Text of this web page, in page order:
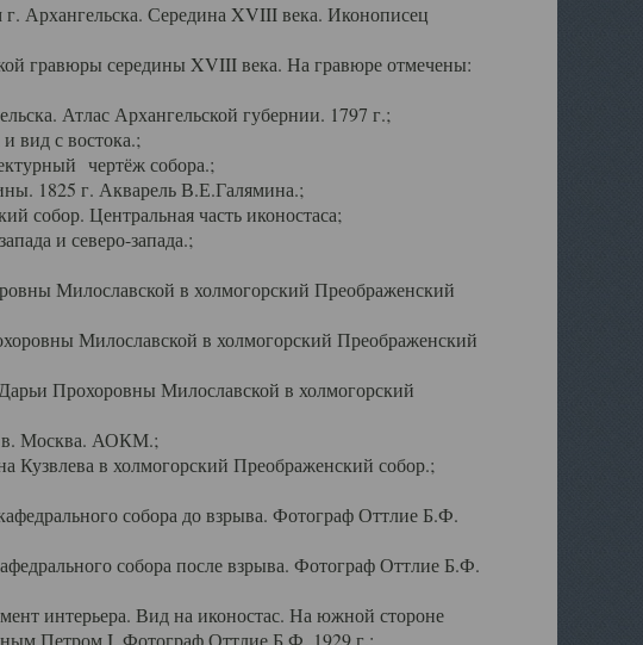
Архангельска. Середина XVIII века. Иконописец
гравюры середины XVIII века. На гравюре отмечены:
Атлас Архангельской губернии. 1797 г.;
вид с востока.;
чертёж собора.;
1825 г. Акварель В.Е.Галямина.;
собор. Центральная часть иконостаса;
и северо-запада.;
Милославской в холмогорский Преображенский
Милославской в холмогорский Преображенский
Прохоровны Милославской в холмогорский
в. Москва. АОКМ.;
в холмогорский Преображенский собор.;
собора до взрыва. Фотограф Оттлие Б.Ф.
собора после взрыва. Фотограф Оттлие Б.Ф.
интерьера. Вид на иконостас. На южной стороне
Петром I. Фотограф Оттлие Б.Ф. 1929 г.;